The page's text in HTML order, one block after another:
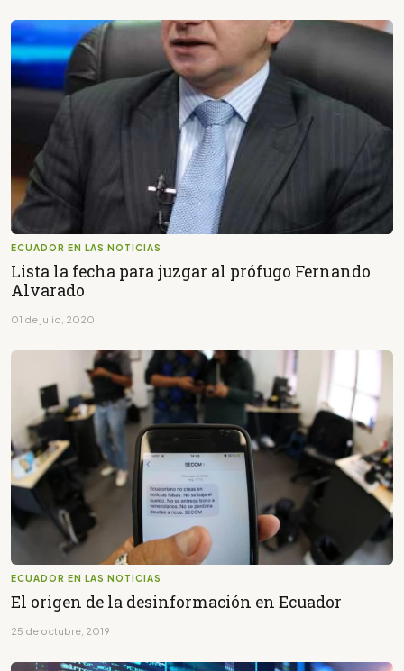
ECUADOR EN LAS NOTICIAS
Lista la fecha para juzgar al prófugo Fernando
Alvarado
01 de julio, 2020
ECUADOR EN LAS NOTICIAS
El origen de la desinformación en Ecuador
25 de octubre, 2019